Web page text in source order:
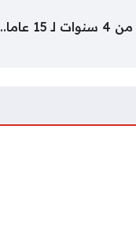
النشاط الصيفى للطفل بمساجد الإسكندرية.. من 4 سنوات لـ 15 عاما..